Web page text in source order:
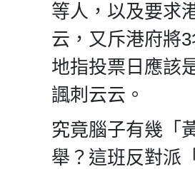
等人，以及要求
云，又斥港府將
地指投票日應該
諷刺云云。
究竟腦子有幾「
舉？這班反對派